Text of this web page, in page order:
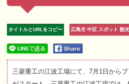
タイトルとURLをコピー 広島市 中区 スポット 観光
三菱重工の江波工場にて、7月1日から